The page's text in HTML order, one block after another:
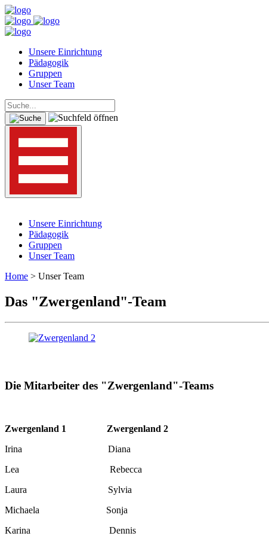
Unsere Einrichtung
Pädagogik
Gruppen
Unser Team
Unsere Einrichtung
Pädagogik
Gruppen
Unser Team
Home > Unser Team
Das "Zwergenland"-Team
Die Mitarbeiter des "Zwergenland"-Teams
Zwergenland 1
Zwergenland 2
Irina Diana
Lea Rebecca
Laura Sylvia
Michaela Sonja
Karina Dennis